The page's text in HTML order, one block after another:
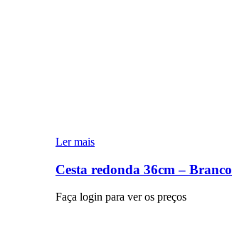
Ler mais
Cesta redonda 36cm – Branco
Faça login para ver os preços